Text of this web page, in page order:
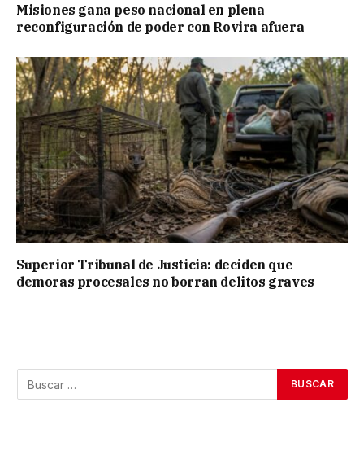
Misiones gana peso nacional en plena
reconfiguración de poder con Rovira afuera
Superior Tribunal de Justicia: deciden que
demoras procesales no borran delitos graves